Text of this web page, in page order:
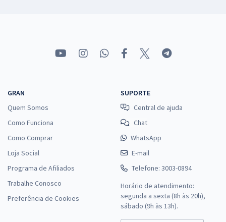
GRAN
Quem Somos
Como Funciona
Como Comprar
Loja Social
Programa de Afiliados
Trabalhe Conosco
Preferência de Cookies
SUPORTE
Central de ajuda
Chat
WhatsApp
E-mail
Telefone: 3003-0894
Horário de atendimento:
segunda a sexta (8h às 20h),
sábado (9h às 13h).